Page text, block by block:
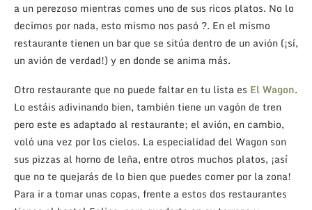
a un perezoso mientras comes uno de sus ricos platos. No lo
decimos por nada, esto mismo nos pasó ?. En el mismo
restaurante tienen un bar que se sitúa dentro de un avión (¡sí,
un avión de verdad!) y en donde se anima más.
Otro restaurante que no puede faltar en tu lista es ElWagon.
Lo estáis adivinando bien, también tiene un vagón de tren
pero este es adaptado al restaurante; el avión, en cambio,
voló una vez por los cielos. La especialidad del Wagon son
sus pizzas al horno de leña, entre otros muchos platos, ¡así
que no te quejarás de lo bien que puedes comer por la zona!
Para ir a tomar unas copas, frente a estos dos restaurantes